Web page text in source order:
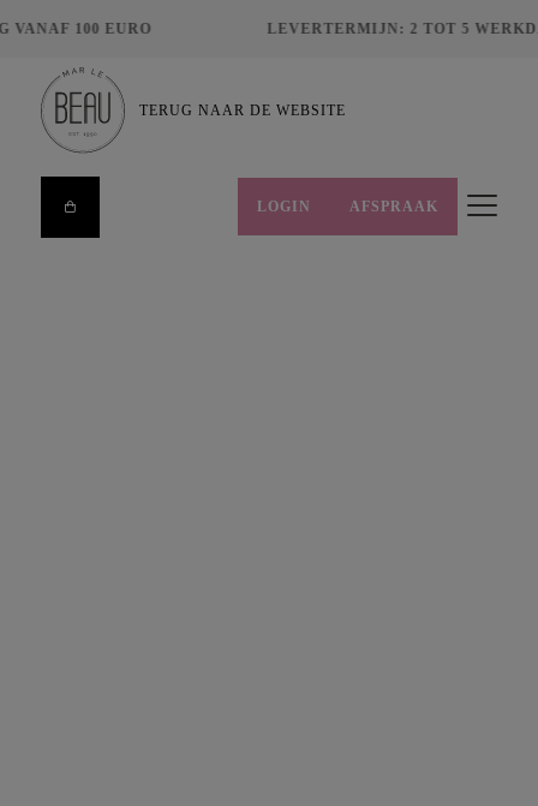
100 EURO LEVERTERMIJN: 2 TOT 5
TERUG NAAR DE WEBSITE
LOGIN AFSPRAAK